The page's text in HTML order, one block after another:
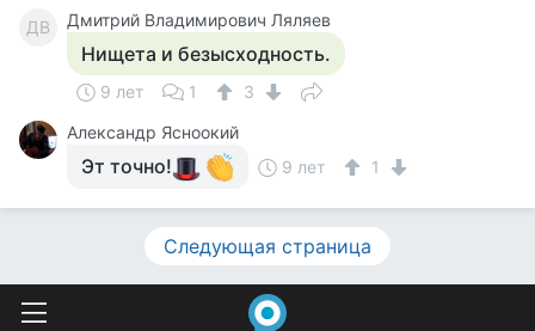
ДВ Дмитрий Владимирович Ляляев
Нищета и безысходность.
9 лет 1
3
Александр Ясноокий
Эт точно! 9 лет 1
Следующая страница